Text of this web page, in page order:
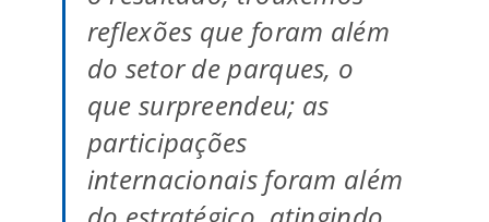
reflexões que foram além
do setor de parques, o
que surpreendeu; as
participações
internacionais foram além